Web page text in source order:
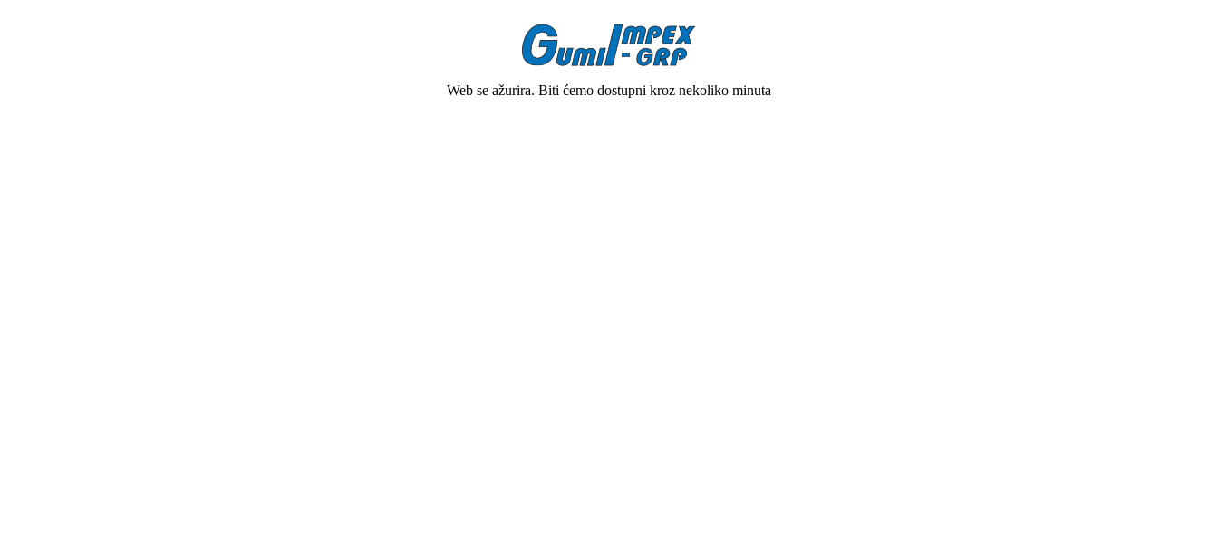
Web se ažurira. Biti ćemo dostupni kroz nekoliko minuta